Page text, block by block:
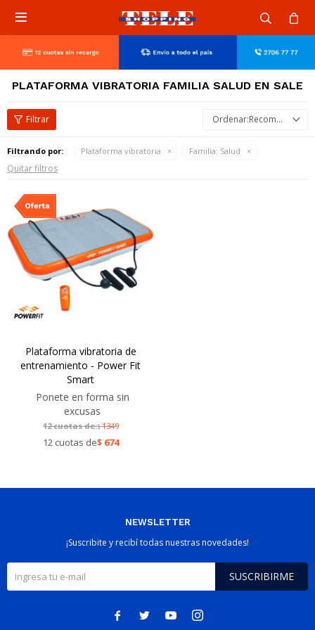

PLATAFORMA VIBRATORIA FAMILIA SALUD EN SALE
Recomendados
Filtrando por: Plataforma vibratoria Familia: Salud
Quitar filtros
Plataforma vibratoria de
entrenamiento - Power Fit
Smart
Ponete en forma sin
excusas
12 cuotas de:$1349
12 cuotas de$ 674
NEWSLETTER
¡Suscribite y recibí todas nuestras novedades!
SUSCRIBIRME
   